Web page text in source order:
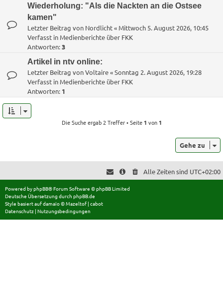
Wiederholung: "Als die Nackten an die Ostsee
kamen"
Letzter Beitrag von Nordlicht« Mittwoch 5. August 2026, 10:45
Verfasst in Medienberichte über FKK
Antworten:3
Artikel in ntv online:
Letzter Beitrag vonVoltaire«Sonntag 2. August 2026, 19:28
Verfasst in Medienberichte über FKK
Antworten: 1
Die Suche ergab 2 Treffer • Seite 1 von 1
Gehe zu
Alle Zeiten sind UTC+02:00
Powered byphpBB® Forum Software © phpBB Limited
Deutsche Übersetzung durch phpBB.de
Style basiert aufdamaïo ©Mazeltof | cabot
Datenschutz | Nutzungsbedingungen